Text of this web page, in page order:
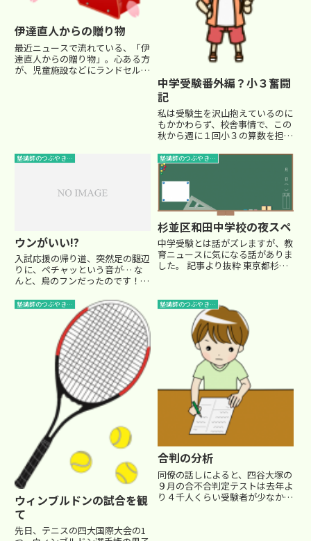
伊達直人からの贈り物
最近ニュースで流れている、「伊
達直人からの贈り物」。心ある方
が、児童施設などにランドセルや
中学受験番外編？小３奮闘
記
私は受験生を沢山抱えているのに
もかかわらず、校舎事情で、この
秋から週に１回小３の算数を担当
れが、なかなか体力と精神力を消
耗させてくれます。 何せ放って
おけばじっとできない現代っ子。
塾講師のつぶやき…
ウンがいい!?
入試応援の帰り道、突然足の腿辺
りに、ペチャッという音が… な
んと、鳥のフンだったのです！！
ので、いつもなら怒りが沸き上が
ってくるところですが…(>_<) 発
想の転換です。 「なんて、ウン
がいいんだろう！！...
塾講師のつぶやき…
杉並区和田中学校の夜スペ
中学受験とは話がズレますが、教
育ニュースに気になる話がありま
した。 記事より抜粋 東京都杉並
選んで、都立の進学指導重点校や
私立の中上位校を目標とする進学
塾「SAPIX（さぴっくす）...
塾講師のつぶやき…
ウィンブルドンの試合を観
て
先日、テニスの四大国際大会の1
塾講師のつぶやき…
合判の分析
同僚の話しによると、四谷大塚の
９月の合不合判定テストは去年よ
り４千人くらい受験者が少なかっ